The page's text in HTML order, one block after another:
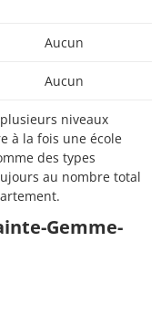
Aucun
Aucun
niveaux
à la fois une école
des types
au nombre total
Gemme-